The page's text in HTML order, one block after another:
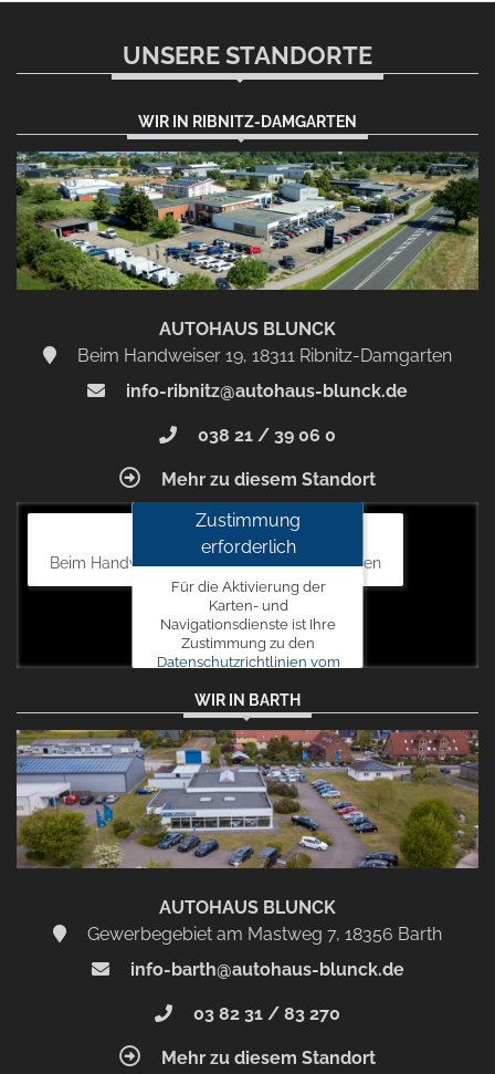
UNSERE STANDORTE
WIR IN RIBNITZ-DAMGARTEN
AUTOHAUS BLUNCK
Beim Handweiser 19, 18311 Ribnitz-Damgarten
info-ribnitz@autohaus-blunck.de
038 21 / 39 06 0
Mehr zu diesem Standort
Autohaus Blunck
Beim Handweiser 19, 18311 Ribnitz-Damgarten
Zustimmung
erforderlich
Für die Aktivierung der
Karten- und
Navigationsdienste ist Ihre
Zustimmung zu den
Datenschutzrichtlinien vom
erforderlich.
Zustimmen
und
aktivieren
WIR IN BARTH
AUTOHAUS BLUNCK
Gewerbegebiet am Mastweg 7, 18356 Barth
info-barth@autohaus-blunck.de
03 82 31 / 83 270
Mehr zu diesem Standort